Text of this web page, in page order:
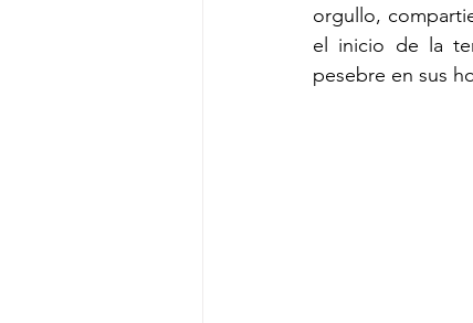
orgullo,
el inicio de la
pesebre en sus